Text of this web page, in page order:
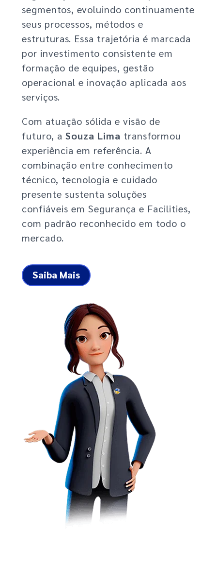
segmentos, evoluindo continuamente
seus processos, métodos e
estruturas. Essa trajetória é marcada
por investimento consistente em
formação de equipes, gestão
operacional e inovação aplicada aos
serviços.
Com atuação sólida e visão de
futuro, a Souza Lima transformou
experiência em referência. A
combinação entre conhecimento
técnico, tecnologia e cuidado
presente sustenta soluções
confiáveis em Segurança e Facilities,
com padrão reconhecido em todo o
mercado.
Saiba Mais